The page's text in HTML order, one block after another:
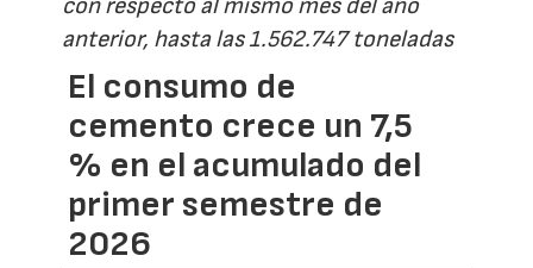
con respecto al mismo mes del año
anterior, hasta las 1.562.747 toneladas
El consumo de
cemento crece un 7,5
% en el acumulado del
primer semestre de
2026